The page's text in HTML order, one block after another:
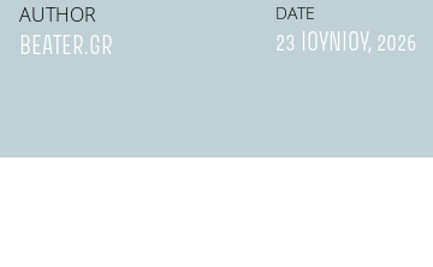
AUTHOR
BEATER.GR
DATE
23 ΙΟΥΝΊΟΥ, 2026